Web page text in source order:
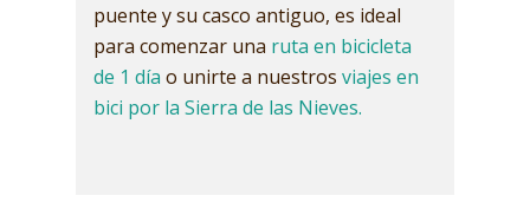
puente y su casco antiguo, es ideal
para comenzar una ruta en bicicleta
de 1 día o unirte a nuestros viajes en
bici por la Sierra de las Nieves.